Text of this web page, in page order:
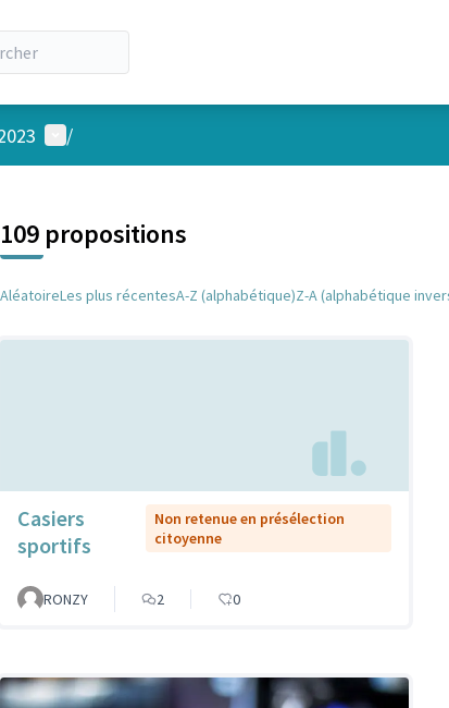
Menu utilisateur
/
109 propositions
AléatoireLes plus récentesA-Z (alphabétique)Z-A (alphabétique
Casiers
sportifs
Non retenue en présélection
citoyenne
RONZY 2 0